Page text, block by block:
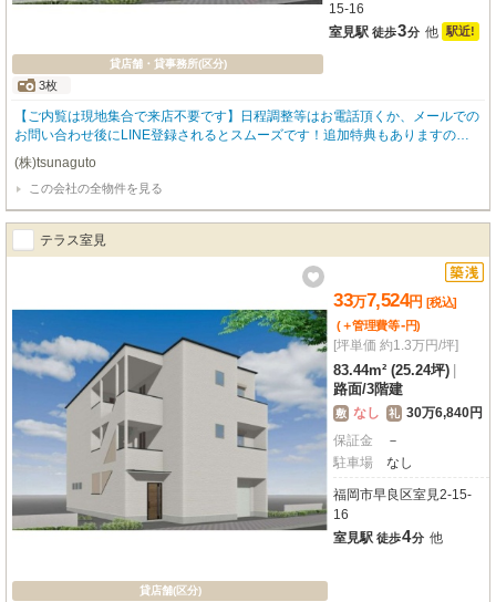
貸店舗・貸事務所(区分)
3枚
15-16
室見駅 徒歩3分 他 駅近!
【ご内覧は現地集合で来店不要です】日程調整等はお電話頂くか、メールでの
お問い合わせ後にLINE登録されるとスムーズです！追加特典もありますので
詳細はお気軽にお問い合わせ下さい♪
(株)tsunaguto
この会社の全物件を見る
テラス室見
貸店舗(区分)
33万7,524円 [税込]
(＋管理費等-円)
[坪単価 約1.3万円/坪]
83.44m² (25.24坪)
路面/3階建
敷 なし 礼 30万6,840円
保証金
－
駐車場
なし
福岡市早良区室見2-15-
16
室見駅 徒歩4分 他